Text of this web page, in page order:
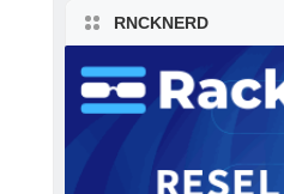
RNCKNERD